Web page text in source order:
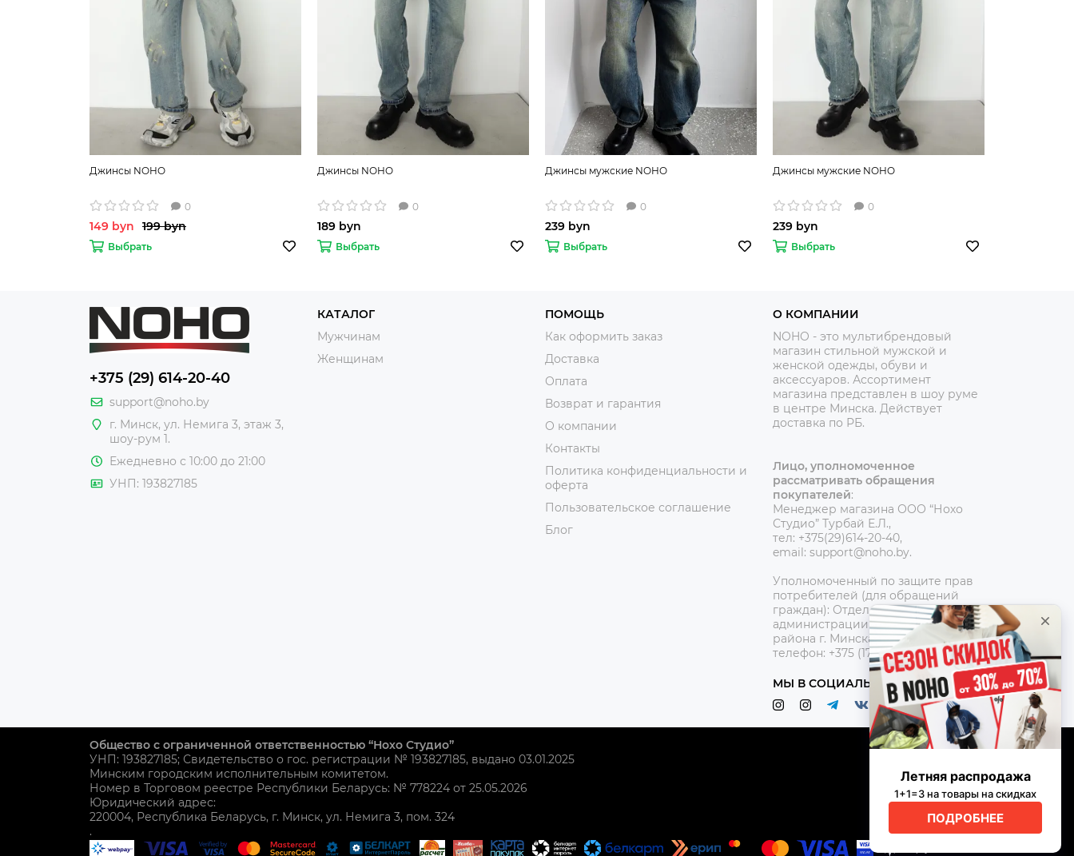
Джинсы NOHO
0
149 byn 199 byn
Выбрать
Джинсы NOHO
0
189 byn
Выбрать
Джинсы мужские NOHO
0
239 byn
Выбрать
Джинсы мужские NOHO
0
239 byn
Выбрать
+375 (29) 614-20-40
support@noho.by
г. Минск, ул. Немига 3, этаж 3,
шоу-рум 1.
Ежедневно с 10:00 до 21:00
УНП: 193827185
КАТАЛОГ
Мужчинам
Женщинам
ПОМОЩЬ
Как оформить заказ
Доставка
Оплата
Возврат и гарантия
О компании
Контакты
Политика конфиденциальности и
оферта
Пользовательское соглашение
Блог
О КОМПАНИИ
NOHO - это мультибрендовый
магазин стильной мужской и
женской одежды, обуви и
аксессуаров. Ассортимент
магазина представлен в шоу руме
в центре Минска. Действует
доставка по РБ.
Лицо, уполномоченное
рассматривать обращения
покупателей:
Менеджер магазина ООО “Нохо
Студио” Турбай Е.Л.,
тел: +375(29)614-20-40,
email: support@noho.by.
Уполномоченный по защите прав
потребителей (для обращений
граждан): Отдел торговли и услуг
администрации Центрального
района г. Минска,
телефон: +375 (17) 390-42-95
МЫ В СОЦИАЛЬНЫХ СЕТЯХ
Общество с ограниченной ответственностью “Нохо Студио”
УНП: 193827185; Свидетельство о гос. регистрации № 193827185, выдано 03.01.2025
Минским городским исполнительным комитетом.
Номер в Торговом реестре Республики Беларусь: № 778224 от 25.05.2026
Юридический адрес:
220004, Республика Беларусь, г. Минск, ул. Немига 3, пом. 324
.